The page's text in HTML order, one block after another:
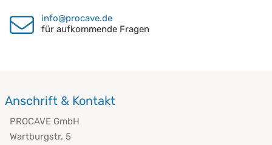
info@procave.de
für aufkommende Fragen
Anschrift & Kontakt
PROCAVE GmbH
Wartburgstr. 5